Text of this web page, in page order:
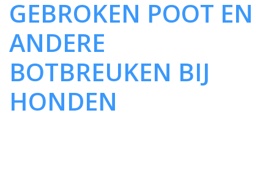
GEBROKEN POOT EN
ANDERE
BOTBREUKEN BIJ
HONDEN